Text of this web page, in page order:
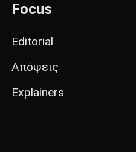
Focus
Editorial
Απόψεις
Explainers